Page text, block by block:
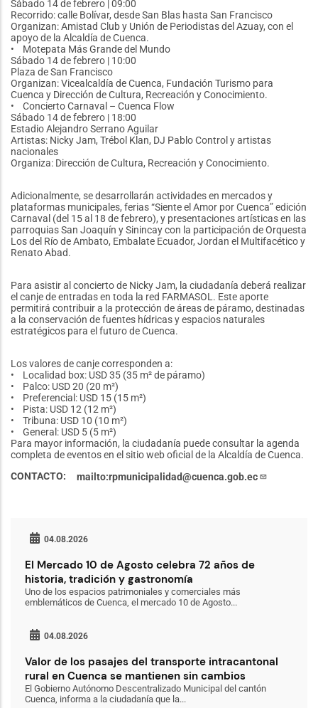
Sábado 14 de febrero | 09:00
Recorrido: calle Bolívar, desde San Blas hasta San Francisco
Organizan: Amistad Club y Unión de Periodistas del Azuay, con el
apoyo de la Alcaldía de Cuenca.
• Motepata Más Grande del Mundo
Sábado 14 de febrero | 10:00
Plaza de San Francisco
Organizan: Vicealcaldía de Cuenca, Fundación Turismo para
Cuenca y Dirección de Cultura, Recreación y Conocimiento.
• Concierto Carnaval – Cuenca Flow
Sábado 14 de febrero | 18:00
Estadio Alejandro Serrano Aguilar
Artistas: Nicky Jam, Trébol Klan, DJ Pablo Control y artistas
nacionales
Organiza: Dirección de Cultura, Recreación y Conocimiento.
Adicionalmente, se desarrollarán actividades en mercados y
plataformas municipales, ferias “Siente el Amor por Cuenca” edición
Carnaval (del 15 al 18 de febrero), y presentaciones artísticas en las
parroquias San Joaquín y Sinincay con la participación de Orquesta
Los del Río de Ambato, Embalate Ecuador, Jordan el Multifacético y
Renato Abad.
Para asistir al concierto de Nicky Jam, la ciudadanía deberá realizar
el canje de entradas en toda la red FARMASOL. Este aporte
permitirá contribuir a la protección de áreas de páramo, destinadas
a la conservación de fuentes hídricas y espacios naturales
estratégicos para el futuro de Cuenca.
Los valores de canje corresponden a:
• Localidad box: USD 35 (35 m² de páramo)
• Palco: USD 20 (20 m²)
• Preferencial: USD 15 (15 m²)
• Pista: USD 12 (12 m²)
• Tribuna: USD 10 (10 m²)
• General: USD 5 (5 m²)
Para mayor información, la ciudadanía puede consultar la agenda
completa de eventos en el sitio web oficial de la Alcaldía de Cuenca.
CONTACTO
mailto:rpmunicipalidad@cuenca.gob.ec
04.08.2026
El Mercado 10 de Agosto celebra 72 años de
historia, tradición y gastronomía
Uno de los espacios patrimoniales y comerciales más
emblemáticos de Cuenca, el mercado 10 de Agosto...
04.08.2026
Valor de los pasajes del transporte intracantonal
rural en Cuenca se mantienen sin cambios
El Gobierno Autónomo Descentralizado Municipal del cantón
Cuenca, informa a la ciudadanía que la...